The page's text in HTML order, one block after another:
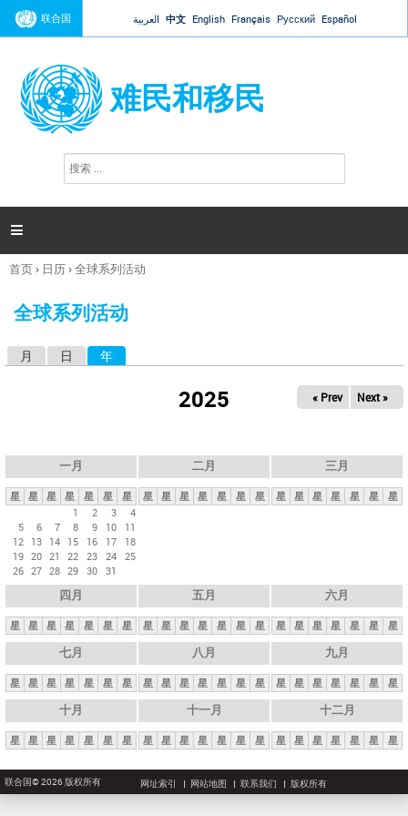
Jump to navigation
联合国 العربية 中文 English Français Русский Español
难民和移民
搜
索

你
这
首页› 日历›全球系列活动
全球系列活动
月 日 年
2025 « Prev Next »
一月
星 星 星 星 星 星
星
1
2 3
4
5
6 7 8 9 10
11
12 13 14 15 16 17
18
19 20 21 22 23 24 25
26 27 28 29 30 31
二月
星 星 星 星 星 星 星
三月
星 星 星 星 星 星 星
四月
星 星 星 星 星 星 星
五月
星 星 星 星 星 星 星
六月
星 星 星 星 星 星 星
七月
星 星 星 星 星 星 星
八月
星 星 星 星 星 星 星
九月
星 星 星 星 星 星 星
十月
星 星 星 星 星 星 星
十一月
星 星 星 星 星 星 星
十二月
星 星 星 星 星 星 星
联合国© 2026 版权所有 网址索引 网站地图 联系我们 版权所有